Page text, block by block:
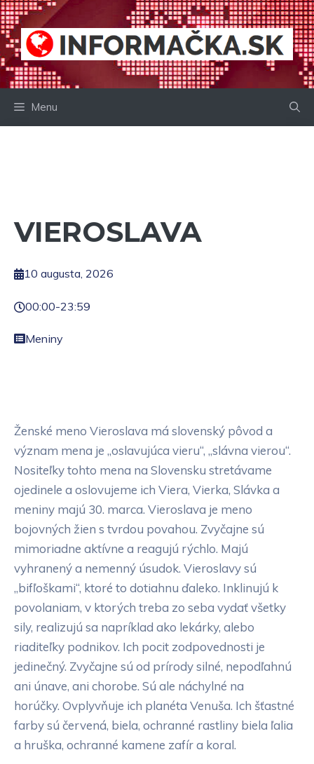
Preskočiť
na
obsah
Menu
VIEROSLAVA
10 augusta, 2026
00:00-23:59
Meniny
Ženské meno Vieroslava má slovenský pôvod a
význam mena je „oslavujúca vieru“, „slávna vierou“.
Nositeľky tohto mena na Slovensku stretávame
ojedinele a oslovujeme ich Viera, Vierka, Slávka a
meniny majú 30. marca. Vieroslava je meno
bojovných žien s tvrdou povahou. Zvyčajne sú
mimoriadne aktívne a reagujú rýchlo. Majú
vyhranený a nemenný úsudok. Vieroslavy sú
„bifľoškami“, ktoré to dotiahnu ďaleko. Inklinujú k
povolaniam, v ktorých treba zo seba vydať všetky
sily, realizujú sa napríklad ako lekárky, alebo
riaditeľky podnikov. Ich pocit zodpovednosti je
jedinečný. Zvyčajne sú od prírody silné, nepodľahnú
ani únave, ani chorobe. Sú ale náchylné na
horúčky. Ovplyvňuje ich planéta Venuša. Ich šťastné
farby sú červená, biela, ochranné rastliny biela ľalia
a hruška, ochranné kamene zafír a koral.